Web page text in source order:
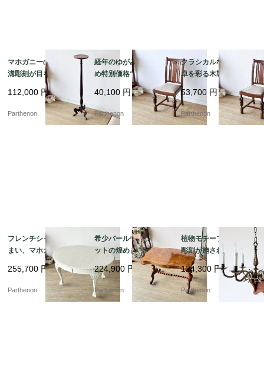
マホガニーの美しい縦
溝彫刻が目を惹く、空
間を優雅に彩るスリム
なフォルムの花台・ラ
ンプスタンド【fo15
112,000 円
Parthenon
経年のゆがみがあるた
め特別価格でのご案
内。バルボスレッグが
映えるオーク材ダイニ
ングチェア【ds57-2】
40,100 円
Parthenon
クラシカルな書斎や食
卓を彩る木製椅子。優
美なバルボスレッグが
目を引くオーク材ダイ
ニングチェア【ds57-
1】
53,700 円
Parthenon
フレンチシャビーな佇
まい、マホガニーのエ
クステンション・ダイ
ニングテーブル【t32
4】
255,700 円
Parthenon
希少バールウォールナ
ットの煌めき。美しい
波型天板とツイストレ
ッグのセンターテーブ
ル【t329】
224,900 円
Parthenon
植物モチーフの精密な
彫刻が施された気品溢
れる吊り下げ照明。優
美な曲線を描く真鍮製6
灯シャンデリア【sy44
5】
124,300 円
Parthenon